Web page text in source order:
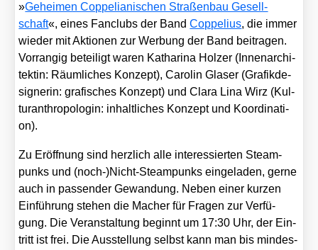
»Gehei­men Cop­pe­lia­ni­schen Stra­ßen­bau Gesell­
schaft«, eines Fan­clubs der BandCop­pe­li­us, die immer
wie­der mit Aktio­nen zur Wer­bung der Band bei­tra­gen.
Vor­ran­gig betei­ligt waren Katha­ri­na Hol­zer (Innen­ar­chi­
tek­tin: Räum­li­ches Kon­zept), Caro­lin Gla­ser (Gra­fik­de­
si­gne­rin: gra­fi­sches Kon­zept) und Cla­ra Lina Wirz (Kul­
tur­anthro­po­lo­gin: inhalt­li­ches Kon­zept und Koor­di­na­ti­
on).
Zu Eröff­nung sind herz­lich alle inter­es­sier­ten Steam­
punks und (noch-)Nicht-Steampunks ein­ge­la­den, ger­ne
auch in pas­sen­der Gewan­dung. Neben einer kur­zen
Ein­füh­rung ste­hen die Macher für Fra­gen zur Ver­fü­
gung. Die Ver­an­stal­tung beginnt um 17:30 Uhr, der Ein­
tritt ist frei. Die Aus­stel­lung selbst kann man bis min­des­